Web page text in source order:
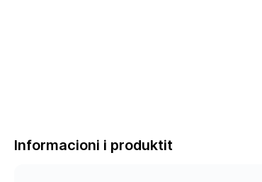
Informacioni i produktit